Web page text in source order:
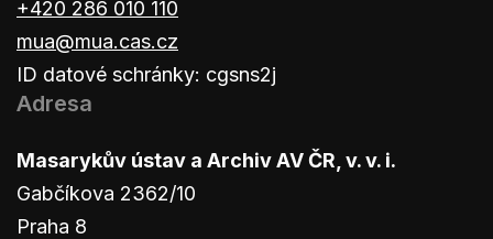
+420 286 010 110
mua@mua.cas.cz
ID datové schránky: cgsns2j
Adresa
Masarykův ústav a Archiv AV ČR, v. v. i.
Gabčíkova 2362/10
Praha 8